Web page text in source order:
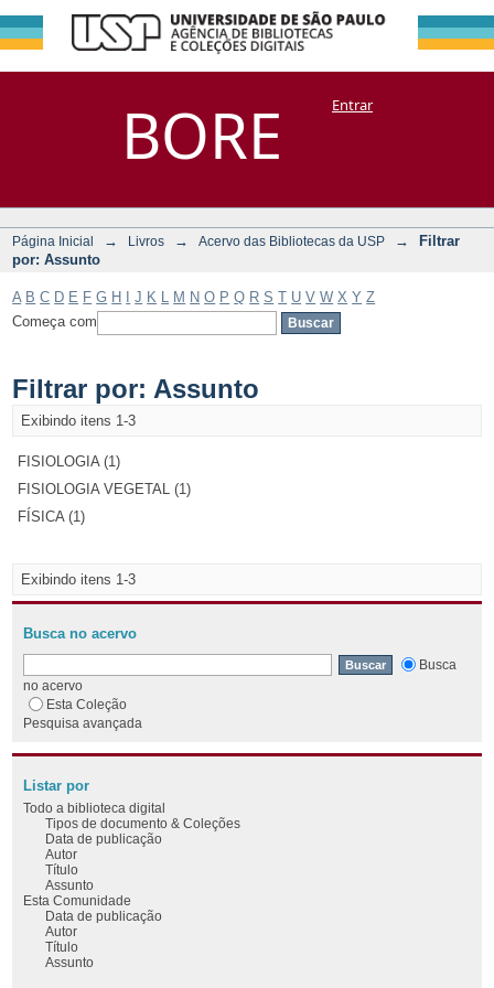
BORE
Filtrar por:
Assunto
DSpace/Manakin + CoriscoEntrar
Página Inicial → Livros → Acervo das Bibliotecas da USP →
Filtrar
por: Assunto
A B C D E F G H J K M N O P Q R S T U V W X Y Z
Começa com
Filtrar por: Assunto
Exibindo itens 1-3
FISIOLOGIA (1)
FISIOLOGIA VEGETAL (1)
FÍSICA (1)
Exibindo itens 1-3
Busca no acervo
Busca
no acervo
Esta Coleção
Pesquisa avançada
Listar por
Todo a biblioteca digital
Tipos de documento & Coleções
Data de publicação
Autor
Título
Assunto
Esta Comunidade
Data de publicação
Autor
Título
Assunto